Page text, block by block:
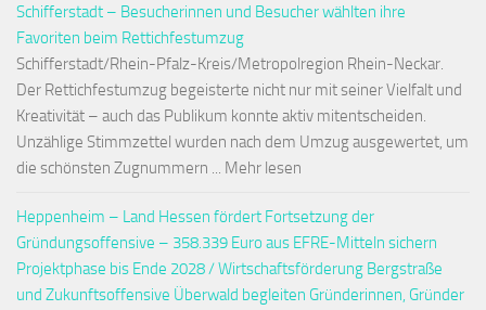
Schifferstadt – Besucherinnen und Besucher wählten ihre
Favoriten beim Rettichfestumzug
Schifferstadt/Rhein-Pfalz-Kreis/Metropolregion Rhein-Neckar.
Der Rettichfestumzug begeisterte nicht nur mit seiner Vielfalt und
Kreativität – auch das Publikum konnte aktiv mitentscheiden.
Unzählige Stimmzettel wurden nach dem Umzug ausgewertet, um
die schönsten Zugnummern ... Mehr lesen
Heppenheim – Land Hessen fördert Fortsetzung der
Gründungsoffensive – 358.339 Euro aus EFRE-Mitteln sichern
Projektphase bis Ende 2028 / Wirtschaftsförderung Bergstraße
und Zukunftsoffensive Überwald begleiten Gründerinnen, Gründer